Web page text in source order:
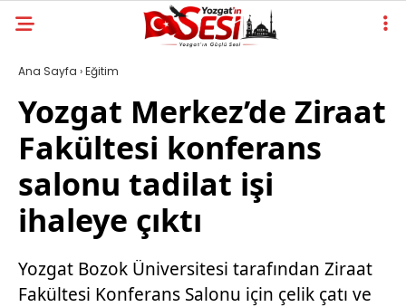
Ana Sayfa ›Eğitim
Yozgat Merkez’de Ziraat
Fakültesi konferans
salonu tadilat işi
ihaleye çıktı
Yozgat Bozok Üniversitesi tarafından Ziraat
Fakültesi Konferans Salonu için çelik çatı ve